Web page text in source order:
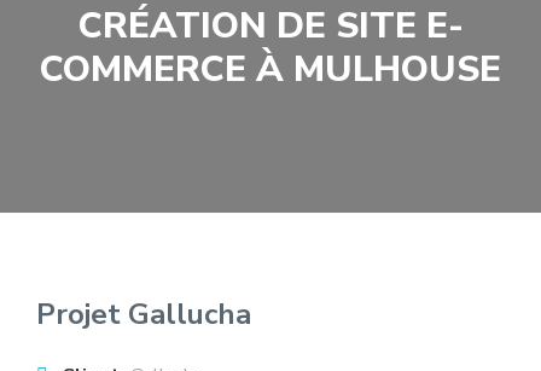
CRÉATION DE SITE E-
COMMERCE À MULHOUSE
Projet Gallucha